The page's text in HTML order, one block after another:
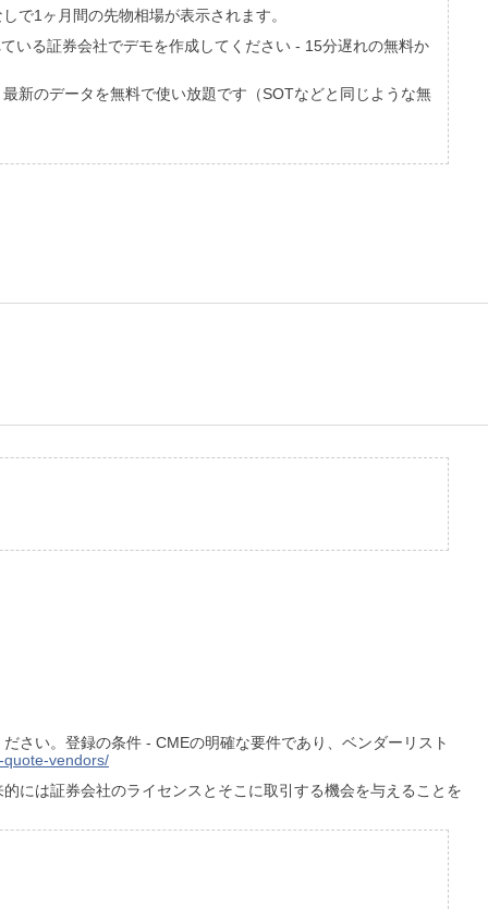
で1ヶ月間の先物相場が表示されます。
いる証券会社でデモを作成してください - 15分遅れの無料か
新のデータを無料で使い放題です（SOTなどと同じような無
さい。登録の条件 - CMEの明確な要件であり、ベンダーリスト
quote-vendors/
には証券会社のライセンスとそこに取引する機会を与えることを